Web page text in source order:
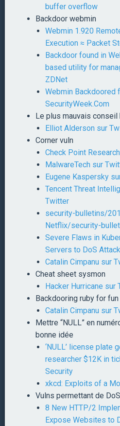
buffer overflow
Backdoor webmin
Webmin 1.920
Execution ≈ Packet
Backdoor found in
based utility for
ZDNet
Webmin Backdoored
SecurityWeek.Com
Le plus mauvais conseil
Elliot Alderson sur
Corner vuln
Check Point
MalwareTech sur
Eugene Kaspersky
Tencent Threat
Twitter
security-bulletins/
Netflix/security-
Severe Flaws in
Servers to DoS
Catalin Cimpanu sur
Cheat sheet sysmon
Hacker Hurricane sur
Backdooring ruby for
Catalin Cimpanu sur
Mettre “NULL” en
bonne idée
‘NULL’ license plate
researcher $12K in
Security
xkcd: Exploits of a
Vulns permettant de
8 New HTTP/2
Expose Websites to